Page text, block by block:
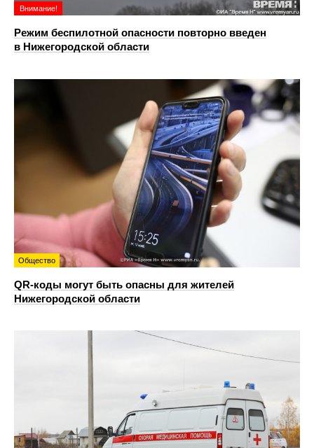
Внимание!
Режим беспилотной опасности повторно введен
в Нижегородской области
Общество
QR-коды могут быть опасны для жителей
Нижегородской области